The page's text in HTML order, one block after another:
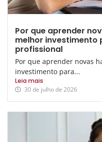
Por que aprender
melhor investimento
profissional
Por que aprender novas
investimento para...
Leia mais
30 de julho de 2026